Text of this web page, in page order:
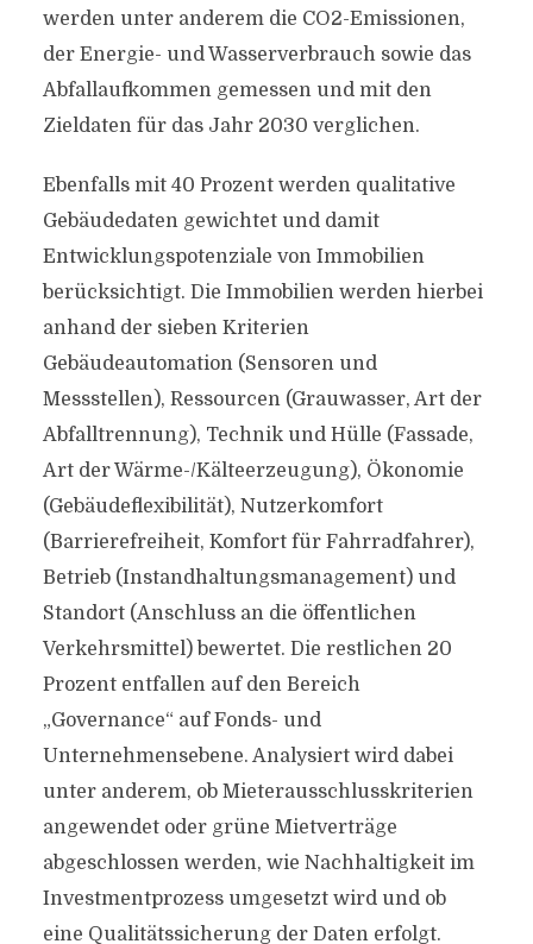
werden unter anderem die CO2-Emissionen,
der Energie- und Wasserverbrauch sowie das
Abfallaufkommen gemessen und mit den
Zieldaten für das Jahr 2030 verglichen.
Ebenfalls mit 40 Prozent werden qualitative
Gebäudedaten gewichtet und damit
Entwicklungspotenziale von Immobilien
berücksichtigt. Die Immobilien werden hierbei
anhand der sieben Kriterien
Gebäudeautomation (Sensoren und
Messstellen), Ressourcen (Grauwasser, Art der
Abfalltrennung), Technik und Hülle (Fassade,
Art der Wärme-/Kälteerzeugung), Ökonomie
(Gebäudeflexibilität), Nutzerkomfort
(Barrierefreiheit, Komfort für Fahrradfahrer),
Betrieb (Instandhaltungsmanagement) und
Standort (Anschluss an die öffentlichen
Verkehrsmittel) bewertet. Die restlichen 20
Prozent entfallen auf den Bereich
„Governance“ auf Fonds- und
Unternehmensebene. Analysiert wird dabei
unter anderem, ob Mieterausschlusskriterien
angewendet oder grüne Mietverträge
abgeschlossen werden, wie Nachhaltigkeit im
Investmentprozess umgesetzt wird und ob
eine Qualitätssicherung der Daten erfolgt.